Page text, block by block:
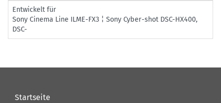
Entwickelt für
Sony Cinema Line ILME-FX3 ¦ Sony Cyber-shot DSC-HX400,
DSC-
Startseite